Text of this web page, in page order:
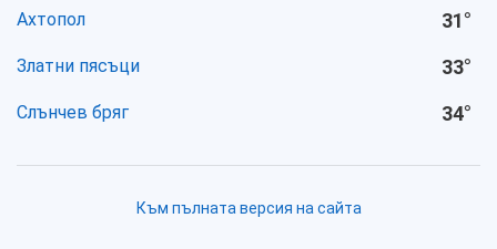
Ахтопол 31°
Златни пясъци 33°
Слънчев бряг 34°
Към пълната версия на сайта